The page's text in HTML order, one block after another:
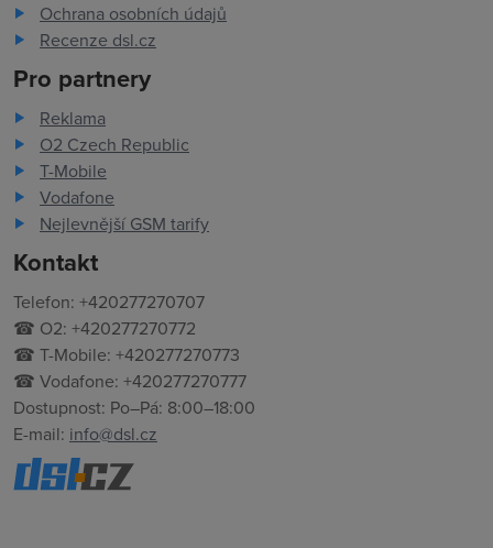
Ochrana osobních údajů
Recenze dsl.cz
Pro partnery
Reklama
O2 Czech Republic
T-Mobile
Vodafone
Nejlevnější GSM tarify
Kontakt
Telefon: +420277270707
☎ O2: +420277270772
☎ T-Mobile: +420277270773
☎ Vodafone: +420277270777
Dostupnost: Po–Pá: 8:00–18:00
E-mail: info@dsl.cz